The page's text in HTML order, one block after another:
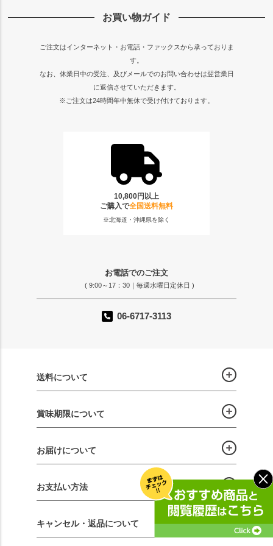
お買い物ガイド
ご注文はインターネット・お電話・ファックスから承っておりま
す。
なお、休業日中の受注、及びメールでのお問い合わせは翌営業日
に返信させていただきます。
※ご注文は24時間年中無休で受け付けております。
10,800円以上
ご購入で全国送料無料
※北海道・沖縄県を除く
お電話でのご注文
( 9:00～17：30｜毎週水曜日定休日 )
06-6717-3113
送料について
賞味期限について
お届けについて
お支払い方法
キャンセル・返品について